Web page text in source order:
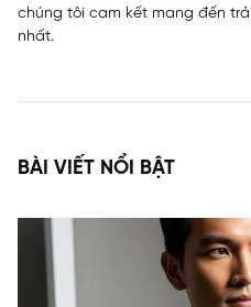
chúng tôi cam kết mang đến
nhất.
BÀI VIẾT NỔI BẬT